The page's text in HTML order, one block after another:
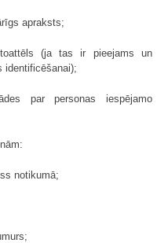
apraksts;
(ja tas ir pieejams un
identificēšanai);
par personas iespējamo
notikumā;